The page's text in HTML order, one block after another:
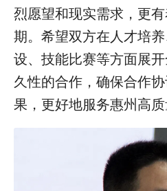
烈愿望和现实需求，更
期。希望双方在人才培
设、技能比赛等方面展
久性的合作，确保合作
果，更好地服务惠州高质